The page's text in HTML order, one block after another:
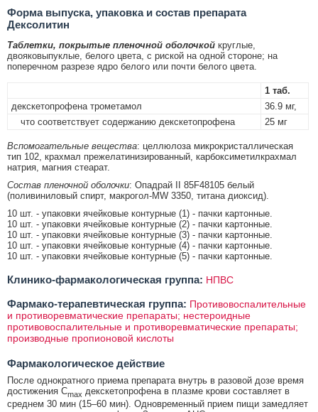
Форма выпуска, упаковка и состав препарата
Дексолитин
Таблетки, покрытые пленочной оболочкой круглые,
двояковыпуклые, белого цвета, с риской на одной стороне; на
поперечном разрезе ядро белого или почти белого цвета.
1 таб.
декскетопрофена трометамол
36.9 мг,
что соответствует содержанию декскетопрофена
25 мг
Вспомогательные вещества: целлюлоза микрокристаллическая
тип 102, крахмал прежелатинизированный, карбоксиметилкрахмал
натрия, магния стеарат.
Состав пленочной оболочки: Опадрай II 85F48105 белый
(поливиниловый спирт, макрогол-MW 3350, титана диоксид).
10 шт. - упаковки ячейковые контурные (1) - пачки картонные.
10 шт. - упаковки ячейковые контурные (2) - пачки картонные.
10 шт. - упаковки ячейковые контурные (3) - пачки картонные.
10 шт. - упаковки ячейковые контурные (4) - пачки картонные.
10 шт. - упаковки ячейковые контурные (5) - пачки картонные.
Клинико-фармакологическая группа: НПВС
Фармако-терапевтическая группа: Противовоспалительные
и противоревматические препараты; нестероидные
противовоспалительные и противоревматические препараты;
производные пропионовой кислоты
Фармакологическое действие
После однократного приема препарата внутрь в разовой дозе время
достижения Cmax декскетопрофена в плазме крови составляет в
среднем 30 мин (15–60 мин). Одновременный прием пищи замедляет